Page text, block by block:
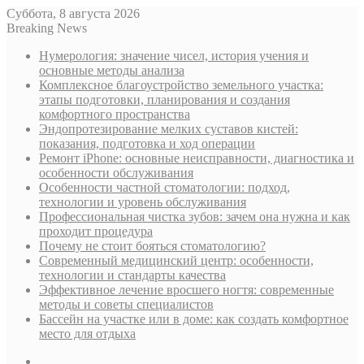
Суббота, 8 августа 2026
Breaking News
Нумерология: значение чисел, история учения и
основные методы анализа
Комплексное благоустройство земельного участка:
этапы подготовки, планирования и создания
комфортного пространства
Эндопротезирование мелких суставов кистей:
показания, подготовка и ход операции
Ремонт iPhone: основные неисправности, диагностика и
особенности обслуживания
Особенности частной стоматологии: подход,
технологии и уровень обслуживания
Профессиональная чистка зубов: зачем она нужна и как
проходит процедура
Почему не стоит бояться стоматологию?
Современный медицинский центр: особенности,
технологии и стандарты качества
Эффективное лечение вросшего ногтя: современные
методы и советы специалистов
Бассейн на участке или в доме: как создать комфортное
место для отдыха